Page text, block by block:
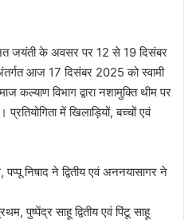
जयंती के अवसर पर 12 से 19 दिसंबर
आज 17 दिसंबर 2025 को स्वामी
कल्याण विभाग द्वारा नशामुक्ति थीम पर
में खिलाड़ियों, बच्चों एवं
निषाद ने द्वितीय एवं अननयासागर ने
पुष्पेंद्र साहू द्वितीय एवं पिंटू साहू